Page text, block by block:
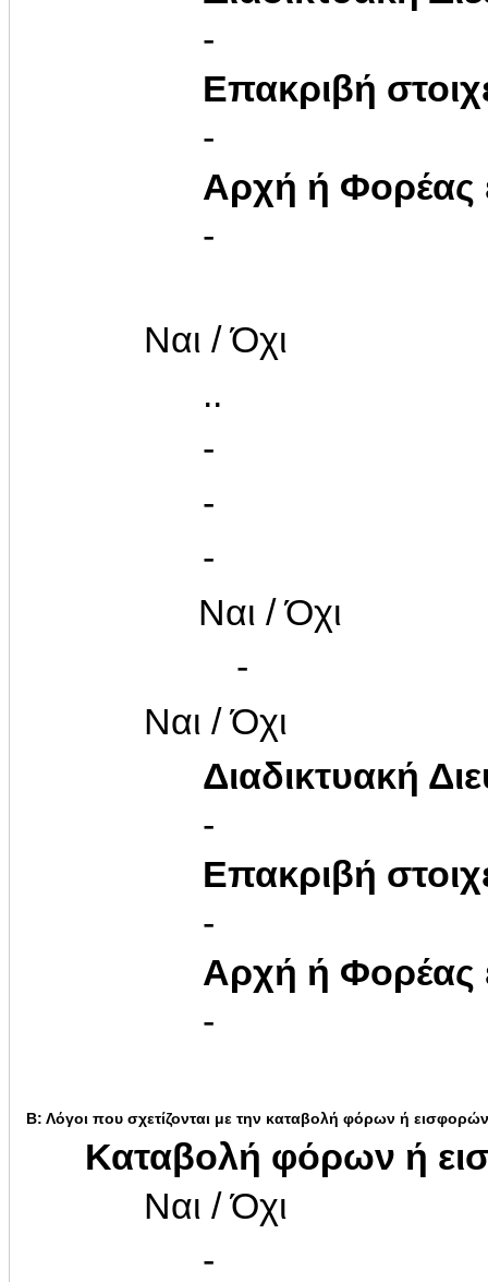
-
Επακριβή
-
Αρχή ή Φορέας
-
Ναι / Όχι
..
-
-
-
Ναι / Όχι
-
Ναι / Όχι
Διαδικτυακή
-
Επακριβή
-
Αρχή ή Φορέας
-
Β: Λόγοι που σχετίζονται με την καταβολή φόρων ή
Καταβολή φόρων ή
Ναι / Όχι
-